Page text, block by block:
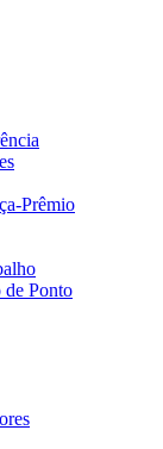
Prêmio
de Ponto